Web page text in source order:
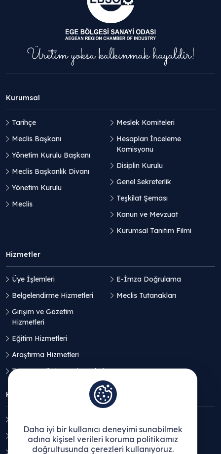
Kurumsal
Tarihçe
Meclis Başkanı
Yönetim Kurulu Başkanı
Meclis Başkanlık Divanı
Yönetim Kurulu
Meclis
Meslek Komiteleri
Hesapları İnceleme
Komisyonu
Disiplin Kurulu
Genel Sekreterlik
Teşkilat Şeması
Kanun ve Mevzuat
Kurumsal Tanıtım Filmi
Hizmetler
Üye İşlemleri
Belgelendirme Hizmetleri
Girişim ve Gözetim
Hizmetleri
Eğitim Hizmetleri
Araştırma Hizmetleri
Ticaret Geliştirme Hizmetleri
E-İmza Doğrulama
Meclis Tutanakları
KVKK
Açık Rıza Beyanı
Çerez Politikası
Daha iyi bir kullanıcı deneyimi sunabilmek
adına kişisel verileri koruma politikamız
doğrultusunda çerezleri kullanıyoruz.